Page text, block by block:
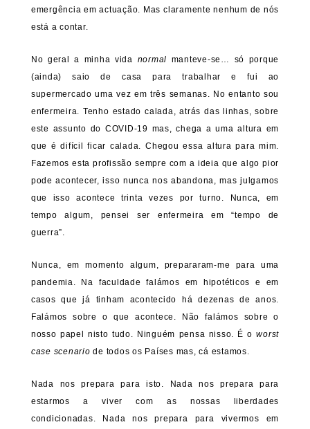
emergência em actuação. Mas claramente nenhum de nós
está a contar.
No geral a minha vida normal manteve-se… só porque
(ainda) saio de casa para trabalhar e fui ao
supermercado uma vez em três semanas. No entanto sou
enfermeira. Tenho estado calada, atrás das linhas, sobre
este assunto do COVID-19 mas, chega a uma altura em
que é difícil ficar calada. Chegou essa altura para mim.
Fazemos esta profissão sempre com a ideia que algo pior
pode acontecer, isso nunca nos abandona, mas julgamos
que isso acontece trinta vezes por turno. Nunca, em
tempo algum, pensei ser enfermeira em “tempo de
guerra”.
Nunca, em momento algum, prepararam-me para uma
pandemia. Na faculdade falámos em hipotéticos e em
casos que já tinham acontecido há dezenas de anos.
Falámos sobre o que acontece. Não falámos sobre o
nosso papel nisto tudo. Ninguém pensa nisso. É oworst
case scenario de todos os Países mas, cá estamos.
Nada nos prepara para isto. Nada nos prepara para
estarmos a viver com as nossas liberdades
condicionadas. Nada nos prepara para vivermos em